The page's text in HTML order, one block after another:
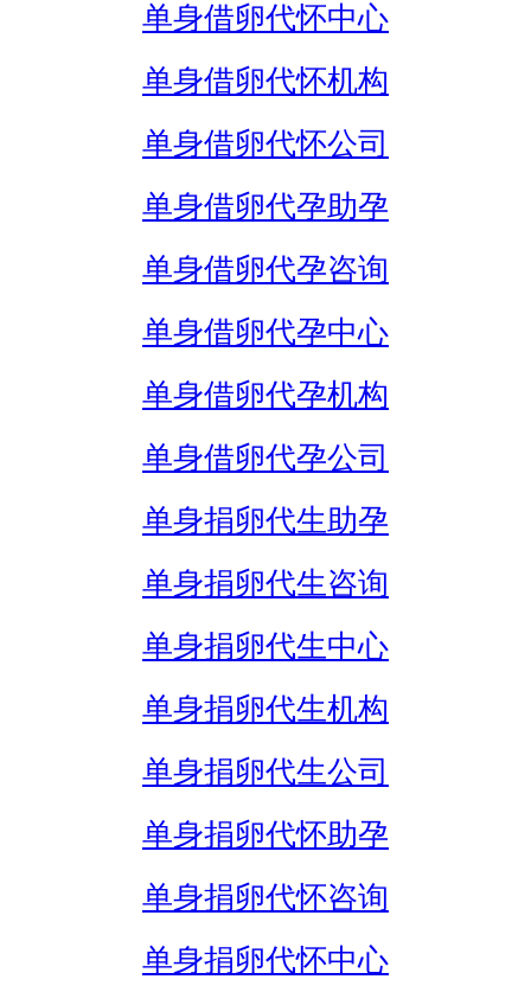
单身借卵代怀中心
单身借卵代怀机构
单身借卵代怀公司
单身借卵代孕助孕
单身借卵代孕咨询
单身借卵代孕中心
单身借卵代孕机构
单身借卵代孕公司
单身捐卵代生助孕
单身捐卵代生咨询
单身捐卵代生中心
单身捐卵代生机构
单身捐卵代生公司
单身捐卵代怀助孕
单身捐卵代怀咨询
单身捐卵代怀中心